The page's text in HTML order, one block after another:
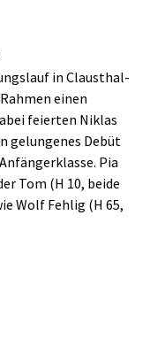
in Clausthal-
einen
feierten Niklas
gelungenes Debüt
Pia
Tom (H 10, beide
Wolf Fehlig (H 65,